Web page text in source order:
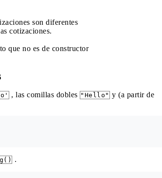
son diferentes
cotizaciones.
que no es de constructor
, las comillas dobles "Hello" y (a partir de
.